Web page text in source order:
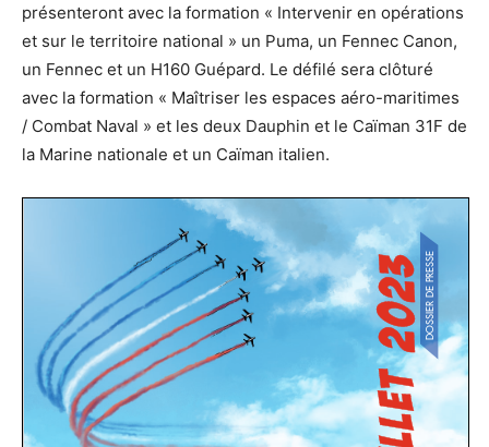
présenteront avec la formation « Intervenir en opérations
et sur le territoire national » un Puma, un Fennec Canon,
un Fennec et un H160 Guépard. Le défilé sera clôturé
avec la formation « Maîtriser les espaces aéro-maritimes
/ Combat Naval » et les deux Dauphin et le Caïman 31F de
la Marine nationale et un Caïman italien.